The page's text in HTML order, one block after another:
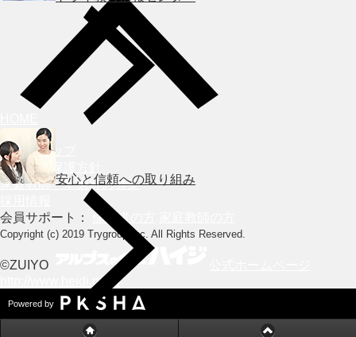
安心と信頼への取り組み
会社概要
サイトマップ
個人情報保護方針
家庭教師・塾講師の募集
会員サポート：
保護者の方
Copyright (c) 2019 Trygroup Inc. All Rights Reserved.
©ZUIYO
http://www.heidi.ne.jp
Powered by